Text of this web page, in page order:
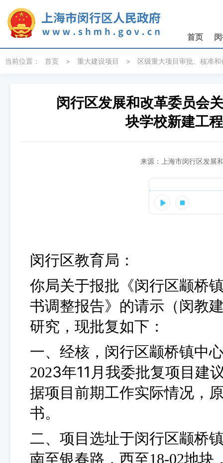
首页
当前位置： 首页 > 重大建设项目 > 区级重大项目审批、核准
闵行区发展和改革委员会
块学校新建工
来源：上海市闵行区发展
闵行区教育局：
你局关于报批《闵行区颛桥
书调整报告》的请示（闵教
研究，现批复如下：
一、经核，闵行区颛桥镇中
2023年11 月 我委批复项目建
据项目前期工作实际情况，
书。
二、项目选址于闵行区颛桥
南至银春路，西至18-02地块